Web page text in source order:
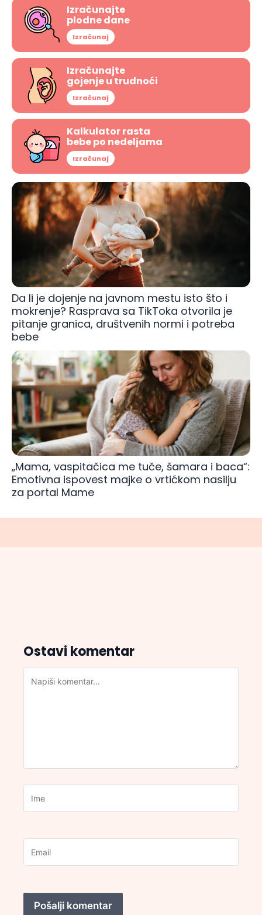
Izračunajte
plodne dane
Izračunaj
Izračunajte
gojenje u trudnoći
Izračunaj
Kalkulator rasta
bebe po nedeljama
Izračunaj
Da li je dojenje na javnom mestu isto što i
mokrenje? Rasprava sa TikToka otvorila je
pitanje granica, društvenih normi i potreba
bebe
„Mama, vaspitačica me tuče, šamara i baca“:
Emotivna ispovest majke o vrtićkom nasilju
za portal Mame
Ostavi komentar